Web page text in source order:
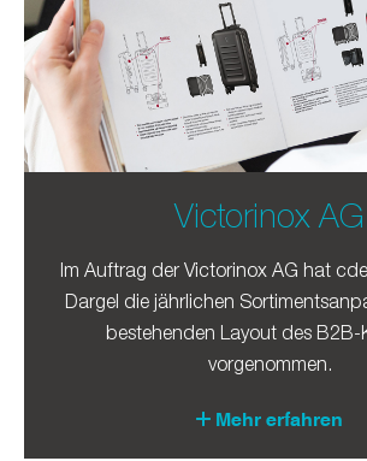
Victorinox AG
Im Auftrag der Victorinox AG hat
Dargel die jährlichen
bestehenden Layout des B2B-
vorgenommen.
Mehr erfahren